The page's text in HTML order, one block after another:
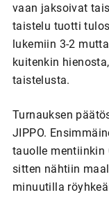
vaan jaksoivat
taistelu tuotti
lukemiin 3-2
kuitenkin
taistelusta.
Turnauksen
JIPPO.
tauolle mentiinkin
sitten nähtiin
minuutilla